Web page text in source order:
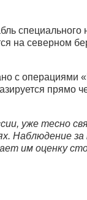
специального
на северном
с операциями
прямо
уже тесно
Наблюдение
им оценку